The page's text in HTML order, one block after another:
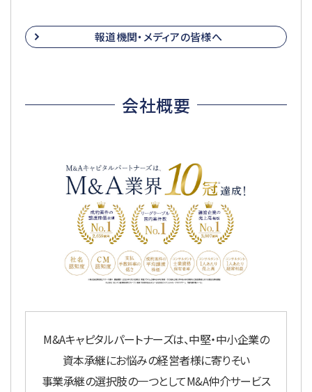
報道機関・メディアの皆様へ
会社概要
M&Aキャピタルパートナーズは、中堅・中小企業の
資本承継にお悩みの経営者様に寄りそい
事業承継の選択肢の一つとしてM&A仲介サービス